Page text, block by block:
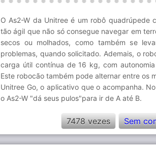
O As2-W da Unitree é um robô quadrúpede
tão ágil que não só consegue navegar em
secos ou molhados, como também se
problemas, quando solicitado. Ademais, o
carga útil contínua de 16 kg, com
Este robocão também pode alternar entre os
Unitree Go, o aplicativo que o acompanha.
o As2-W "dá seus pulos"para ir de A até B.
Sem
7478 vezes